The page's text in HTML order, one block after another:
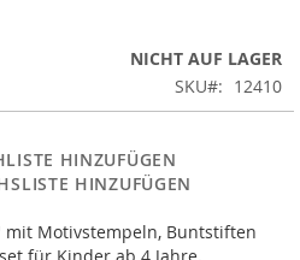
NICHT AUF LAGER
SKU
12410
HINZUFÜGEN
HINZUFÜGEN
mit Motivstempeln, Buntstiften